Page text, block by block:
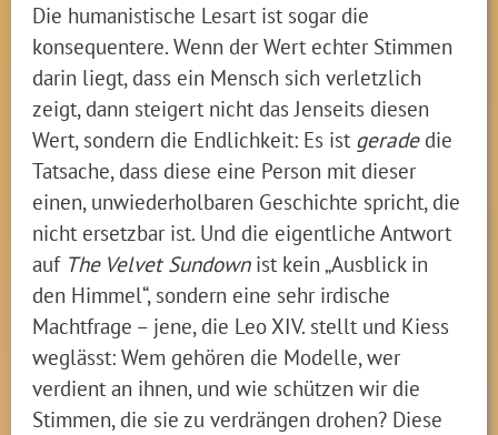
Die humanistische Lesart ist sogar die
konsequentere. Wenn der Wert echter Stimmen
darin liegt, dass ein Mensch sich verletzlich
zeigt, dann steigert nicht das Jenseits diesen
Wert, sondern die Endlichkeit: Es ist geradedie
Tatsache, dass diese eine Person mit dieser
einen, unwiederholbaren Geschichte spricht, die
nicht ersetzbar ist. Und die eigentliche Antwort
auf The Velvet Sundownist kein „Ausblick in
den Himmel“, sondern eine sehr irdische
Machtfrage – jene, die Leo XIV. stellt und Kiess
weglässt: Wem gehören die Modelle, wer
verdient an ihnen, und wie schützen wir die
Stimmen, die sie zu verdrängen drohen? Diese